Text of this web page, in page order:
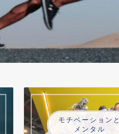
モチベーションと
メンタル